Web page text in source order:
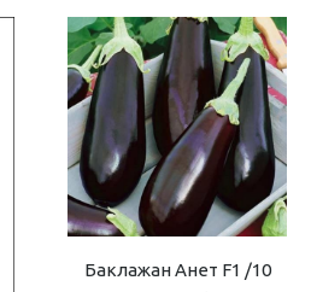
Баклажан Анет F1 /10